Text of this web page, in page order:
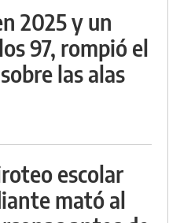
2025 y un
97, rompió el
las alas
escolar
mató al